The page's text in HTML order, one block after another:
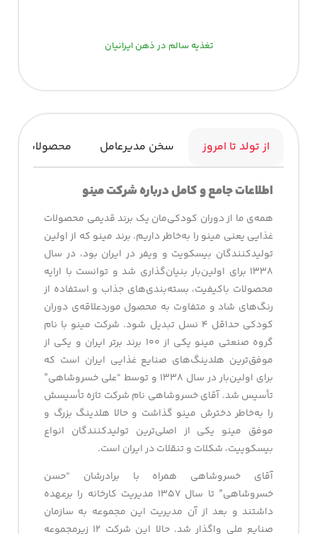
تغذیه سالم در ذهن ایرانیان
از تولد تا امروز سخن مدیرعامل محصولات
اطلاعاتجامعوکاملدربارهشرکت مینو
همه‌ی ما از دوران کودکی‌مان یک برند قدیمی محصولات
غذایی یعنی مینو را به‌خاطر داریم. برند مینو که از اولین
تولیدکنندگان بیسکویت و ویفر در ایران بود، در سال
۱۳۳۸ برای اولین‌بار بنیان‌گذاری شد و توانست با ارایه
محصولات باکیفیت، بسته‌بندی‌های جذاب و استفاده از
رنگ‌های شاد و متفاوت به محصول موردعلاقه‌ی دوران
کودکی حداقل ۴ نسل تبدیل شود. شرکت مینو با نام
گروه صنعتی مینو یکی از ۱۰۰ برند برتر ایران و یکی از
موفق‌ترین هلدینگ‌های صنایع غذایی ایران است که
برای اولین‌بار در سال ۱۳۳۸ و توسط “علی خسروشاهی”
تأسیس شد. آقای خسروشاهی نام شرکت تازه‌ تأسیسش
را به‌خاطر دخترش مینو گذاشت و حالا هلدینگ بزرگ و
موفق مینو یکی از اصلی‌ترین تولیدکنندگان انواع
بیسکوییت، شکلات و تنقلات در ایران است.
آقای خسروشاهی همراه با برادرشان “حسن
خسروشاهی” تا سال ۱۳۵۷ مدیریت کارخانه را برعهده
داشتند و بعد از آن مدیریت این مجموعه به سازمان
صنایع ملی واگذار شد. حالا این شرکت ۱۲ زیرمجموعه